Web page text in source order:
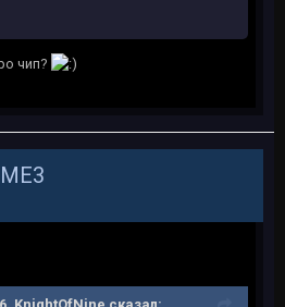
чип?